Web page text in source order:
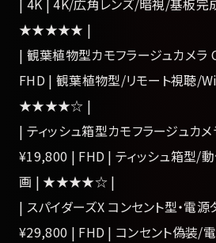
| 4K | 4K/広角レンズ/暗視/基板完
★★★★★ |
| 観葉植物型カモフラージュカメ
FHD | 観葉植物型/リモート視聴/
★★★★☆ |
| ティッシュ箱型カモフラージュカ
¥19,800 | FHD | ティッシュ箱型/
画 | ★★★★☆ |
| スパイダーズX コンセント型・電
¥29,800 | FHD | コンセント偽装/